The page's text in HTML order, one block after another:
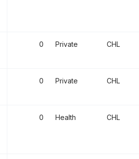
0 Private CHL
0 Private CHL
0 Health CHL